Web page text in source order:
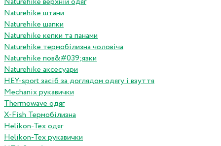
Naturehike штани
Naturehike шапки
Naturehike кепки та панами
Naturehike термобілизна чоловіча
Naturehike пов&#039;язки
Naturehike аксесуари
HEY-sport засіб за доглядом одягу і взуття
Mechanix рукавички
Thermowave одяг
X-Fish Термобілизна
Helikon-Tex одяг
Helikon-Tex рукавички